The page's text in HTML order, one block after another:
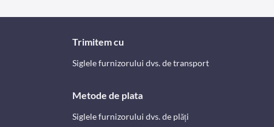
Trimitem cu
Siglele furnizorului dvs. de transport
Metode de plata
Siglele furnizorului dvs. de plăți